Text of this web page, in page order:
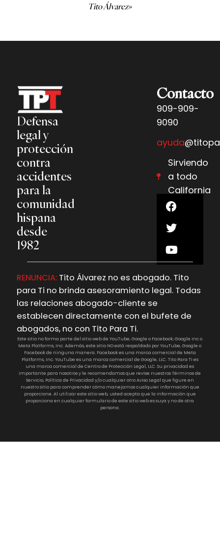
Tito Álvarez»
Defensa
legal y
protección
contra
accidentes
para la
comunidad
hispana
desde
1982
Contacto
909-909-
9090
ayuda
Sirviendo
a todo
California
RENUNCIA:Tito Álvarez no es abogado. Tito
para Ti no brinda asesoramiento legal. Todas
las relaciones abogado-cliente se
establecen directamente con el bufete de
abogados, no con Tito Para Ti.
Este sitio no forma parte del sitio web de YouTube, Google o Facebook; Google Inc o
Meta Platforms, Inc. Además, este sitio NO está respaldado por YouTube, Google o
Facebook de ninguna manera. Facebook es una marca comercial de Meta
Platforms, Inc. YouTube es una marca comercial de Google, LLC. Tito Para Ti es
una marca comercial de Centro de Protección Legal, LLC. Su privacidad es
importante para nosotros y le recomendamos que revise nuestros Términos de
Servicio, Política de Privacidad y/o cualquier otro Aviso Legal que figure en
nuestro sitio para comprender cómo manejamos cualquier información que
proporcione. Al utilizar este sitio web, usted acepta que la información que
proporciona en cualquier formulario de este sitio web es suya y no de otra
persona.